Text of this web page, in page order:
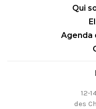
Qui
Agenda
12-
des